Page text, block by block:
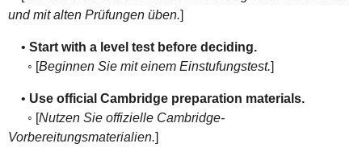
und mit alten Prüfungen üben.]
• Start with a level test before deciding.
◦ [Beginnen Sie mit einem Einstufungstest.]
• Use official Cambridge preparation materials.
◦ [Nutzen Sie offizielle Cambridge-
Vorbereitungsmaterialien.]